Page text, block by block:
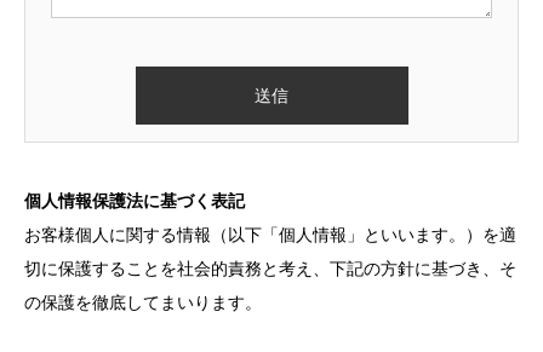
個人情報保護法に基づく表記
お客様個人に関する情報（以下「個人情報」といいます。）を適
切に保護することを社会的責務と考え、下記の方針に基づき、そ
の保護を徹底してまいります。